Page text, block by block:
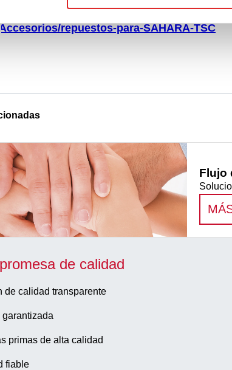
Accesorios/repuestos-para-SAHARA-TSC
Flujo
de calidad
de calidad transparente
garantizada
primas de alta calidad
fiable